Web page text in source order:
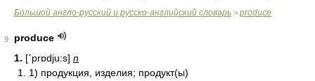
Большой англо-русский и русско-английский словарь > produce
9
produce
1. [ʹprɒdju:s] n
1. 1) продукция, изделия; продукт(ы)